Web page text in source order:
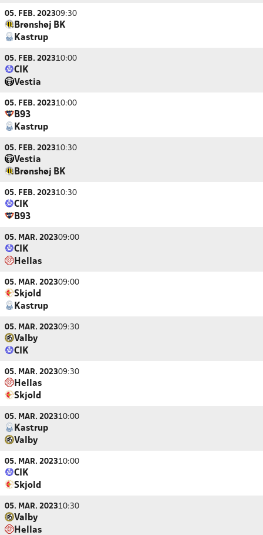
05. FEB. 202309:30
Brønshøj BK
Kastrup
05. FEB. 202310:00
CIK
Vestia
05. FEB. 202310:00
B93
Kastrup
05. FEB. 202310:30
Vestia
Brønshøj BK
05. FEB. 202310:30
CIK
B93
05. MAR. 202309:00
CIK
Hellas
05. MAR. 202309:00
Skjold
Kastrup
05. MAR. 202309:30
Valby
CIK
05. MAR. 202309:30
Hellas
Skjold
05. MAR. 202310:00
Kastrup
Valby
05. MAR. 202310:00
CIK
Skjold
05. MAR. 202310:30
Valby
Hellas